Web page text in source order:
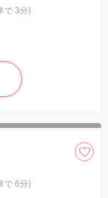
で 3分)
で 6分)